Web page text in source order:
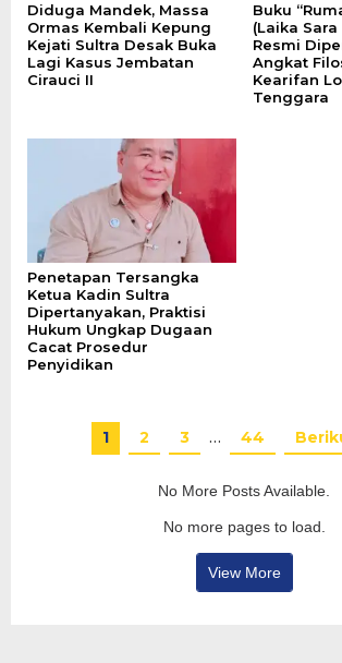
Diduga Mandek, Massa
Ormas Kembali Kepung
Kejati Sultra Desak Buka
Lagi Kasus Jembatan
Cirauci II
Buku
(Laika
Resmi
Angkat
Kearifan
Tenggara
Penetapan Tersangka
Ketua Kadin Sultra
Dipertanyakan, Praktisi
Hukum Ungkap Dugaan
Cacat Prosedur
Penyidikan
1 2 3 … 44
No More Posts Available.
No more pages to load.
View More